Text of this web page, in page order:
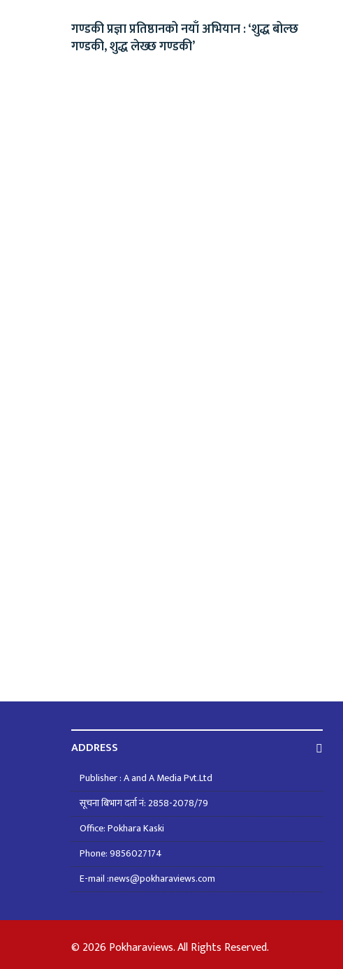
गण्डकी प्रज्ञा प्रतिष्ठानको नयाँ अभियान : ‘शुद्ध बोल्छ
गण्डकी, शुद्ध लेख्छ गण्डकी’
ADDRESS
Publisher : A and A Media Pvt.Ltd
सूचना बिभाग दर्ता नं: 2858-2078/79
Office: Pokhara Kaski
Phone: 9856027174
E-mail :news@pokharaviews.com
© 2026 Pokharaviews. All Rights Reserved.